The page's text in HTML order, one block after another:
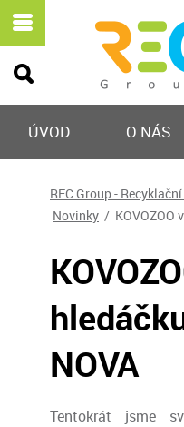
ÚVOD O NÁS
REC Group -
Novinky / KOVOZOO
NOVA
Tentokrát jsme